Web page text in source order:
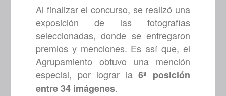
Al finalizar el concurso, se realizó una
exposición de las fotografías
seleccionadas, donde se entregaron
premios y menciones. Es así que, el
Agrupamiento obtuvo una mención
especial, por lograr la6ª posición
entre 34 imágenes.